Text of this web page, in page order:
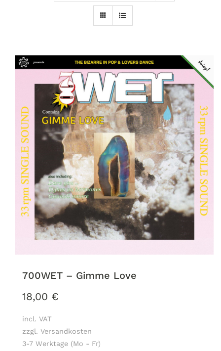
700WET – Gimme Love
18,00 €
incl. VAT
zzgl. Versandkosten
3-7 Werktage (Mo - Fr)